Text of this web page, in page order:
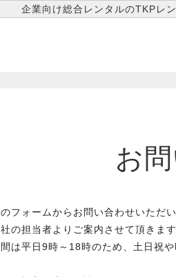
企業向け総合レンタルのTKPレ
お
フォームからお問い合わせいただ
の担当者よりご案内させて頂きま
は平日9時～18時のため、土日祝